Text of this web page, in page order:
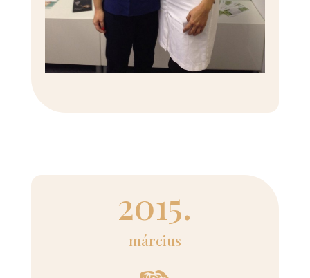
2015.
március